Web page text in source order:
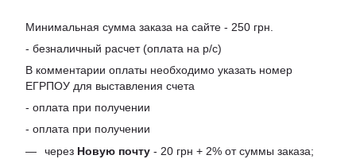
Минимальная сумма заказа на сайте - 250 грн.
- безналичный расчет (оплата на р/с)
В комментарии оплаты необходимо указать номер
ЕГРПОУ для выставления счета
- оплата при получении
- оплата при получении
через Новую почту - 20 грн + 2% от суммы заказа;